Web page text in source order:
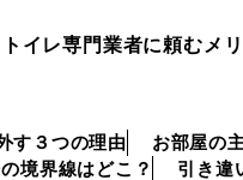
トイレ専門業者に頼むメ
す３つの理由
お部屋の
境界線はどこ？
引き違